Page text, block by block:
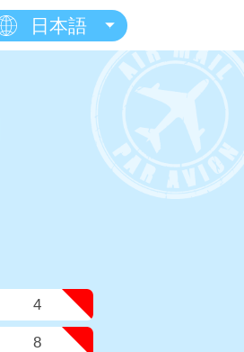
日本語
4
8